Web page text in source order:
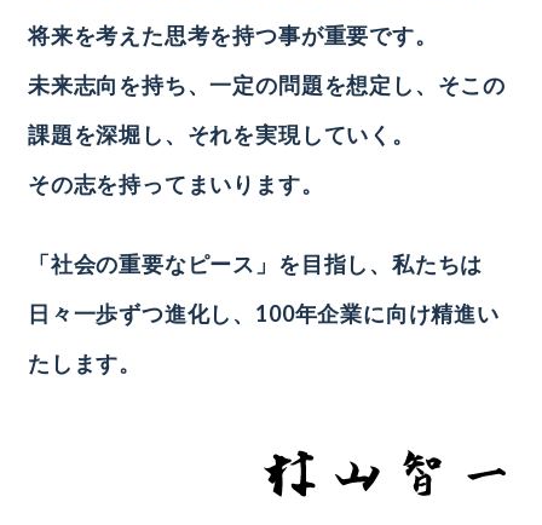
将来を考えた思考を持つ事が重要です。
未来志向を持ち、一定の問題を想定し、そこの
課題を深堀し、それを実現していく。
その志を持ってまいります。
「社会の重要なピース」を目指し、私たちは
日々一歩ずつ進化し、 100年企業に向け精進い
たします。